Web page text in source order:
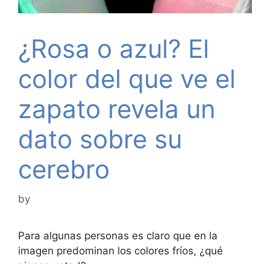
¿Rosa o azul? El
color del que ve el
zapato revela un
dato sobre su
cerebro
by
Para algunas personas es claro que en la
imagen predominan los colores fríos, ¿qué